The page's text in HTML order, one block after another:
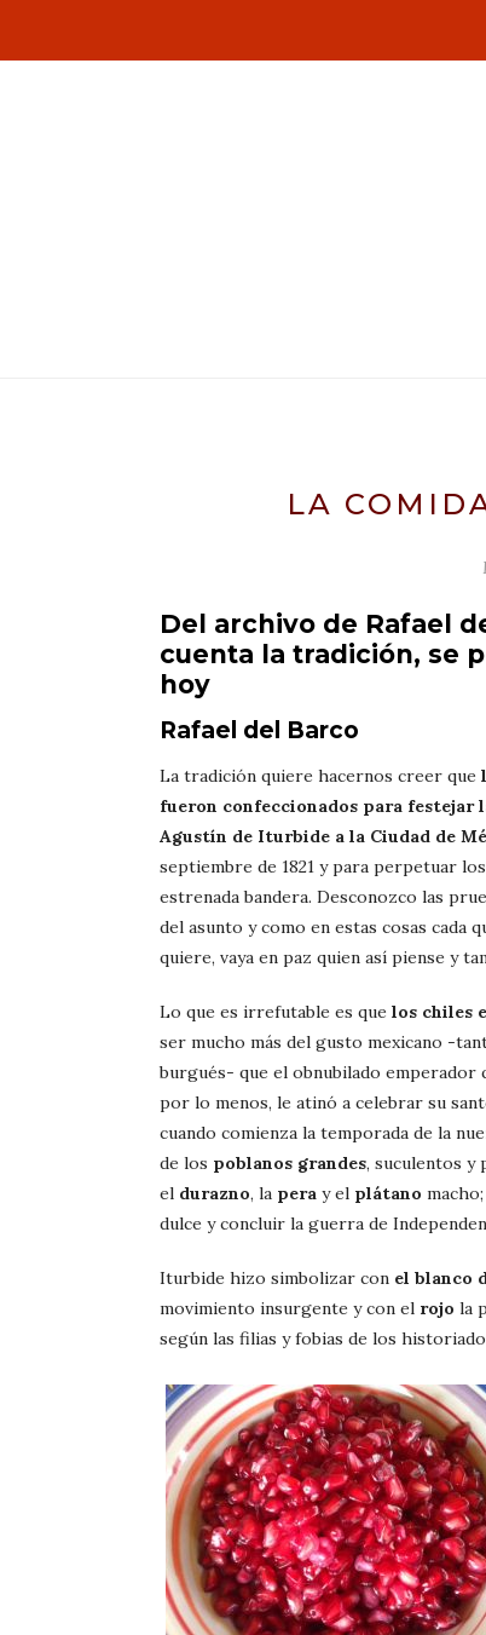
LA
Del archivo de Rafael
cuenta la tradición, se
hoy
Rafael del Barco
La tradición quiere hacernos creer que
fueron confeccionados para festejar
Agustín de Iturbide a la Ciudad de
septiembre de 1821 y para perpetuar
estrenada bandera. Desconozco las
del asunto y como en estas cosas cada
quiere, vaya en paz quien así piense y
Lo que es irrefutable es que los chiles
ser mucho más del gusto mexicano -
burgués- que el obnubilado emperador
por lo menos, le atinó a celebrar su
cuando comienza la temporada de la
de los poblanos grandes, suculentos y
el durazno, la pera y el plátano
dulce y concluir la guerra de
Iturbide hizo simbolizar con el blanco
movimiento insurgente y con el rojo la
según las filias y fobias de los